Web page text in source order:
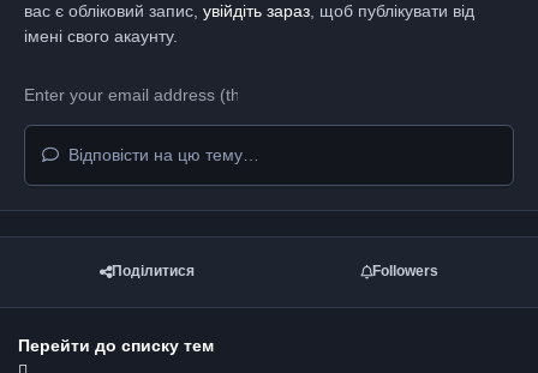
вас є обліковий запис, увійдіть зараз, щоб публікувати від
імені свого акаунту.
Відповісти на цю тему…
Поділитися Followers
Перейти до списку тем